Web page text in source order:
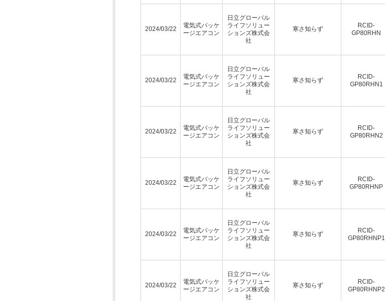
2024/03/22
電気式パッケ
ージエアコン
日立グローバル
ライフソリュー
ションズ株式会
社
寒さ知らず
RCID-
GP80RHN
2024/03/22
電気式パッケ
ージエアコン
日立グローバル
ライフソリュー
ションズ株式会
社
寒さ知らず
RCID-
GP80RHN1
2024/03/22
電気式パッケ
ージエアコン
日立グローバル
ライフソリュー
ションズ株式会
社
寒さ知らず
RCID-
GP80RHN2
2024/03/22
電気式パッケ
ージエアコン
日立グローバル
ライフソリュー
ションズ株式会
社
寒さ知らず
RCID-
GP80RHNP
2024/03/22
電気式パッケ
ージエアコン
日立グローバル
ライフソリュー
ションズ株式会
社
寒さ知らず
RCID-
GP80RHNP1
2024/03/22
電気式パッケ
ージエアコン
日立グローバル
ライフソリュー
ションズ株式会
社
寒さ知らず
RCID-
GP80RHNP2